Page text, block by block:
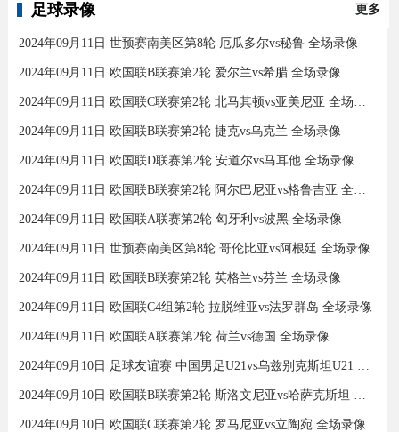
足球录像 更多
2024年09月11日 世预赛南美区第8轮 厄瓜多尔vs秘鲁 全场录像
2024年09月11日 欧国联B联赛第2轮 爱尔兰vs希腊 全场录像
2024年09月11日 欧国联C联赛第2轮 北马其顿vs亚美尼亚 全场录像
2024年09月11日 欧国联B联赛第2轮 捷克vs乌克兰 全场录像
2024年09月11日 欧国联D联赛第2轮 安道尔vs马耳他 全场录像
2024年09月11日 欧国联B联赛第2轮 阿尔巴尼亚vs格鲁吉亚 全场录像
2024年09月11日 欧国联A联赛第2轮 匈牙利vs波黑 全场录像
2024年09月11日 世预赛南美区第8轮 哥伦比亚vs阿根廷 全场录像
2024年09月11日 欧国联B联赛第2轮 英格兰vs芬兰 全场录像
2024年09月11日 欧国联C4组第2轮 拉脱维亚vs法罗群岛 全场录像
2024年09月11日 欧国联A联赛第2轮 荷兰vs德国 全场录像
2024年09月10日 足球友谊赛 中国男足U21vs乌兹别克斯坦U21 全场录像
2024年09月10日 欧国联B联赛第2轮 斯洛文尼亚vs哈萨克斯坦 全场录像
2024年09月10日 欧国联C联赛第2轮 罗马尼亚vs立陶宛 全场录像